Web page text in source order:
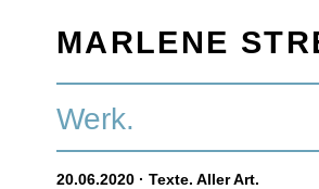
MARLENE
Werk.
20.06.2020 · Texte. Aller Art.